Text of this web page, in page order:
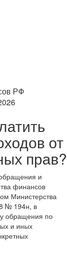
РФ
от
прав?
и
финансов
Министерства
№ 194н, в
обращения по
и иных